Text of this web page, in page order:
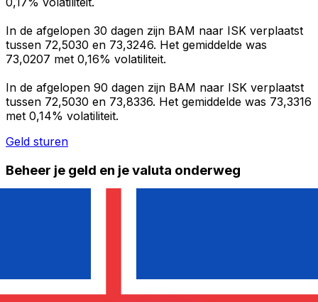
In de afgelopen 30 dagen zijn BAM naar ISK verplaatst
tussen 72,5030 en 73,3246. Het gemiddelde was
73,0207 met 0,16% volatiliteit.
In de afgelopen 90 dagen zijn BAM naar ISK verplaatst
tussen 72,5030 en 73,8336. Het gemiddelde was 73,3316
met 0,14% volatiliteit.
Geld sturen
Beheer je geld en je valuta onderweg